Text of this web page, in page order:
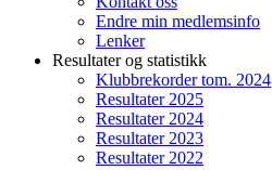
Endre min medlemsinfo
Lenker
Resultater og statistikk
Klubbrekorder tom. 2024
Resultater 2025
Resultater 2024
Resultater 2023
Resultater 2022